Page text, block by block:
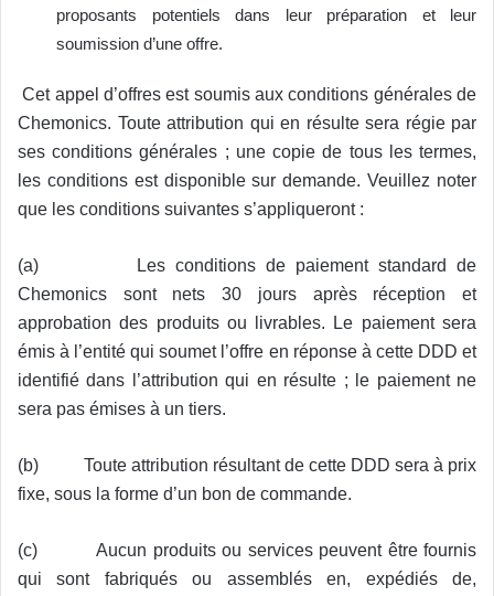
proposants potentiels dans leur préparation et leur
soumission d’une offre.
Cet appel d’offres est soumis aux conditions générales de
Chemonics. Toute attribution qui en résulte sera régie par
ses conditions générales ; une copie de tous les termes,
les conditions est disponible sur demande. Veuillez noter
que les conditions suivantes s’appliqueront :
(a) Les conditions de paiement standard de
Chemonics sont nets 30 jours après réception et
approbation des produits ou livrables. Le paiement sera
émis à l’entité qui soumet l’offre en réponse à cette DDD et
identifié dans l’attribution qui en résulte ; le paiement ne
sera pas émises à un tiers.
(b) Toute attribution résultant de cette DDD sera à prix
fixe, sous la forme d’un bon de commande.
(c) Aucun produits ou services peuvent être fournis
qui sont fabriqués ou assemblés en, expédiés de,